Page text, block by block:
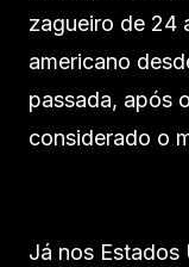
zagueiro de 24
americano
passada, após
considerado o
Já nos Estados